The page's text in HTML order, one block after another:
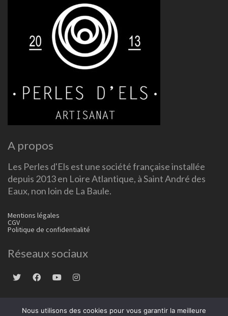
A propos
Les Perles d'Els est une société française installée
depuis 2013 en Loire Atlantique, à Saint André des
Eaux, non loin de La Baule.
Mentions légales
CGV
Politique de confidentialité
Réseaux sociaux
Nous utilisons des cookies pour vous garantir la meilleure